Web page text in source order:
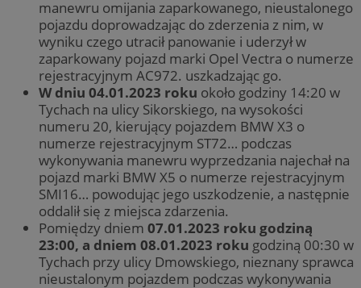
manewru omijania zaparkowanego, nieustalonego
pojazdu doprowadzając do zderzenia z nim, w
wyniku czego utracił panowanie i uderzył w
zaparkowany pojazd marki Opel Vectra o numerze
rejestracyjnym AC972. uszkadzając go.
W dniu 04.01.2023 roku około godziny 14:20 w
Tychach na ulicy Sikorskiego, na wysokości
numeru 20, kierujący pojazdem BMW X3 o
numerze rejestracyjnym ST72… podczas
wykonywania manewru wyprzedzania najechał na
pojazd marki BMW X5 o numerze rejestracyjnym
SMI16… powodując jego uszkodzenie, a następnie
oddalił się z miejsca zdarzenia.
Pomiędzy dniem 07.01.2023 roku godziną
23:00, a dniem 08.01.2023 roku godziną 00:30 w
Tychach przy ulicy Dmowskiego, nieznany sprawca
nieustalonym pojazdem podczas wykonywania